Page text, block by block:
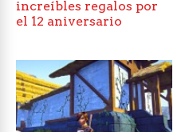
increíbles regalos por
el 12 aniversario